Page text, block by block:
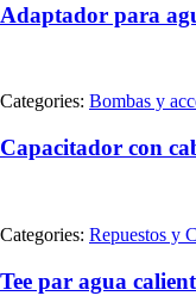
Adaptador para
Categories: Bombas y
Capacitador con
Categories: Repuestos y
Tee par agua